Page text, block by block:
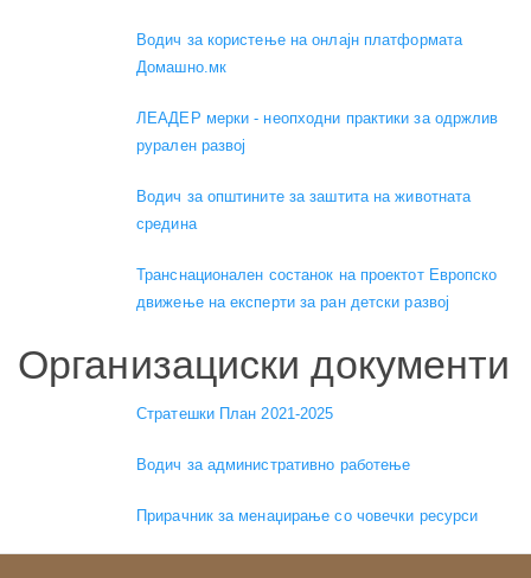
Водич за користење на онлајн платформата
Домашно.мк
ЛЕАДЕР мерки - неопходни практики за одржлив
рурален развој
Водич за општините за заштита на животната
средина
Транснационален состанок на проектот Европско
движење на експерти за ран детски развој
Организациски документи
Стратешки План 2021-2025
Водич за административно работење
Прирачник за менаџирање со човечки ресурси